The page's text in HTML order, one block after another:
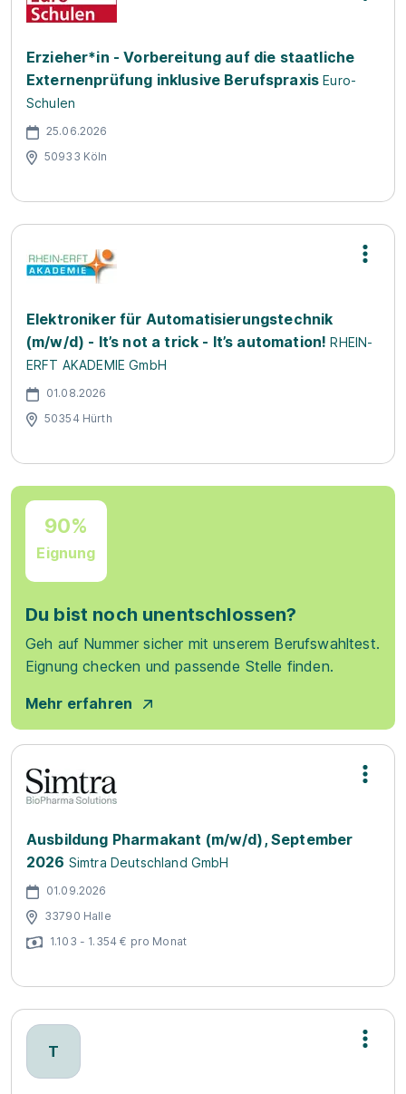
Erzieher*in - Vorbereitung auf die staatliche
Externenprüfung inklusive Berufspraxis Euro-
Schulen
25.06.2026
50933 Köln
Elektroniker für Automatisierungstechnik
(m/w/d) - It’s not a trick - It’s automation! RHEIN-
ERFT AKADEMIE GmbH
01.08.2026
50354 Hürth
90%
Eignung
Du bist noch unentschlossen?
Geh auf Nummer sicher mit unserem Berufswahltest.
Eignung checken und passende Stelle finden.
Mehr erfahren
Ausbildung Pharmakant (m/w/d), September
2026 Simtra Deutschland GmbH
01.09.2026
33790 Halle
1.103 - 1.354 € pro Monat
T